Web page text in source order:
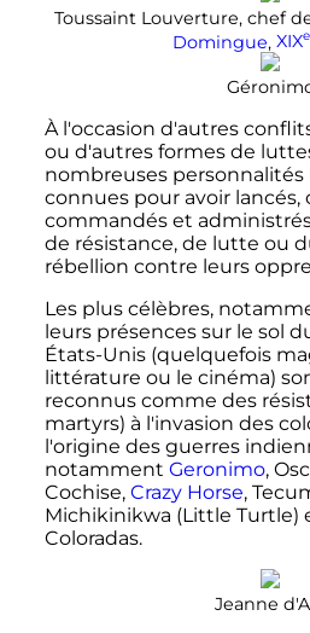
Toussaint Louverture, chef
Domingue, XIXe
À l'occasion d'autres
ou d'autres formes de
nombreuses
connues pour avoir lancés,
commandés et
de résistance, de lutte ou
rébellion contre leurs
Les plus célèbres,
leurs présences sur le sol
États-Unis (quelquefois
littérature ou le cinéma)
reconnus comme des
martyrs) à l'invasion des
l'origine des guerres
notamment Geronimo,
Cochise, Crazy Horse,
Michikinikwa (Little Turtle)
Coloradas.
Jeanne